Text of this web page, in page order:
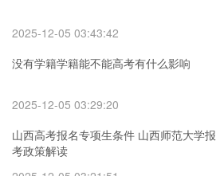
2025-12-05 03:43:42
没有学籍学籍能不能高考有什么影响
2025-12-05 03:29:20
山西高考报名专项生条件 山西师范大学报
考政策解读